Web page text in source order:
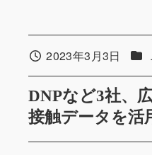
DNPなど3社、
接触データを活
投稿日2023年3月3日 カ